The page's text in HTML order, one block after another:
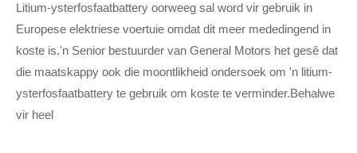
Litium-ysterfosfaatbattery oorweeg sal word vir gebruik in
Europese elektriese voertuie omdat dit meer mededingend in
koste is.'n Senior bestuurder van General Motors het gesê dat
die maatskappy ook die moontlikheid ondersoek om 'n litium-
ysterfosfaatbattery te gebruik om koste te verminder.Behalwe
vir heel